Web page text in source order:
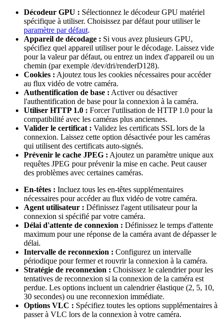
Décodeur GPU : Sélectionnez le décodeur GPU matériel
spécifique à utiliser. Choisissez par défaut pour utiliser le
paramètre par défaut.
Appareil de décodage : Si vous avez plusieurs GPU,
spécifiez quel appareil utiliser pour le décodage. Laissez vide
pour la valeur par défaut, ou entrez un index d'appareil ou un
chemin (par exemple /dev/dri/renderD128).
Cookies : Ajoutez tous les cookies nécessaires pour accéder
au flux vidéo de votre caméra.
Authentification de base : Activer ou désactiver
l'authentification de base pour la connexion à la caméra.
Utiliser HTTP 1.0 : Forcer l'utilisation de HTTP 1.0 pour la
compatibilité avec les caméras plus anciennes.
Valider le certificat : Validez les certificats SSL lors de la
connexion. Laissez cette option désactivée pour les caméras
qui utilisent des certificats auto-signés.
Prévenir le cache JPEG : Ajoutez un paramètre unique aux
requêtes JPEG pour prévenir la mise en cache. Peut causer
des problèmes avec certaines caméras.
En-têtes : Incluez tous les en-têtes supplémentaires
nécessaires pour accéder au flux vidéo de votre caméra.
Agent utilisateur : Définissez l'agent utilisateur pour la
connexion si spécifié par votre caméra.
Délai d'attente de connexion : Définissez le temps d'attente
maximum pour une réponse de la caméra avant de dépasser le
délai.
Intervalle de reconnexion : Configurez un intervalle
périodique pour fermer et rouvrir la connexion à la caméra.
Stratégie de reconnexion : Choisissez le calendrier pour les
tentatives de reconnexion si la connexion de la caméra est
perdue. Les options incluent un calendrier élastique (2, 5, 10,
30 secondes) ou une reconnexion immédiate.
Options VLC : Spécifiez toutes les options supplémentaires à
passer à VLC lors de la connexion à votre caméra.